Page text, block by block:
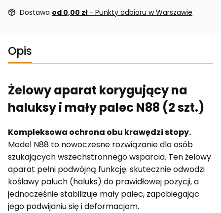
Dostawa od 0,00 zł - Punkty odbioru w Warszawie
Opis
Żelowy aparat korygujący na
haluksy i mały palec N88 (2 szt.)
Kompleksowa ochrona obu krawędzi stopy.
Model N88 to nowoczesne rozwiązanie dla osób
szukających wszechstronnego wsparcia. Ten żelowy
aparat pełni podwójną funkcję: skutecznie odwodzi
koślawy paluch (haluks) do prawidłowej pozycji, a
jednocześnie stabilizuje mały palec, zapobiegając
jego podwijaniu się i deformacjom.